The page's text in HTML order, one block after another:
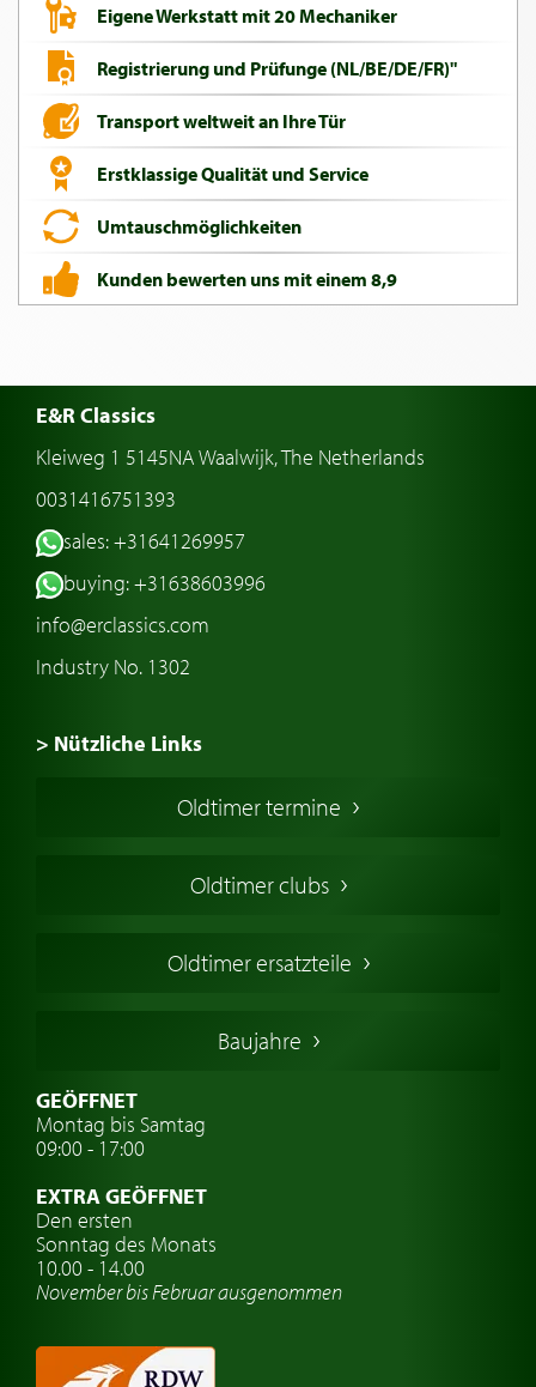
Eigene Werkstatt mit 20 Mechaniker
Registrierung und Prüfunge (NL/BE/DE/FR)"
Transport weltweit an Ihre Tür
Erstklassige Qualität und Service
Umtauschmöglichkeiten
Kunden bewerten uns mit einem 8,9
E&R Classics
Kleiweg 1 5145NA Waalwijk, The Netherlands
0031416751393
sales: +31641269957
buying: +31638603996
info@erclassics.com
Industry No. 1302
> Nützliche Links
Oldtimers in Europa
Englische Oldtimer
Deutsche Oldtimer
Schwedische Oldtimer
Oldtimer mit h-kennzeichen
Auto Oldtimer Markt
Oldtimer-Versicherung
Oldtimer-Clubs
Oldtimer-Reisen
Automarken uhren
Oldtimer termine
Oldtimer clubs
Oldtimer ersatzteile
Baujahre
GEÖFFNET
Montag bis Samtag
09:00 - 17:00
EXTRA GEÖFFNET
Den ersten
Sonntag des Monats
10.00 - 14.00
November bis Februar ausgenommen